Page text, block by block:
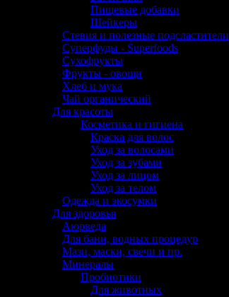
Пищевые добавки
Шейкеры
Стевия и полезные подсластители
Суперфуды - Superfoods
Сухофрукты
Фрукты - овощи
Хлеб и мука
Чай органический
Для красоты
Косметика и гигиена
Краска для волос
Уход за волосами
Уход за зубами
Уход за лицом
Уход за телом
Одежда и экосумки
Для здоровья
Аюрведа
Для бани, водных процедур
Мази, маски, свечи и пр.
Минералы
Пробиотики
Для животных